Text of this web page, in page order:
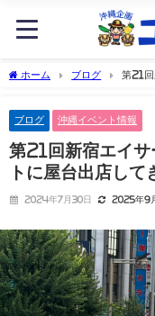
ホーム ブログ
第21
ブログ 沖縄イベント情報
第21回新宿エイ
トに屋台出店して
2024年7月30日 2025年9